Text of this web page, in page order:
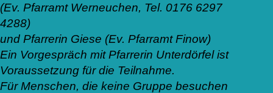
(Ev. Pfarramt Werneuchen, Tel. 0176 6297
4288)
und Pfarrerin Giese (Ev. Pfarramt Finow)
Ein Vorgespräch mit Pfarrerin Unterdörfel ist
Voraussetzung für die Teilnahme.
Für Menschen, die keine Gruppe besuchen